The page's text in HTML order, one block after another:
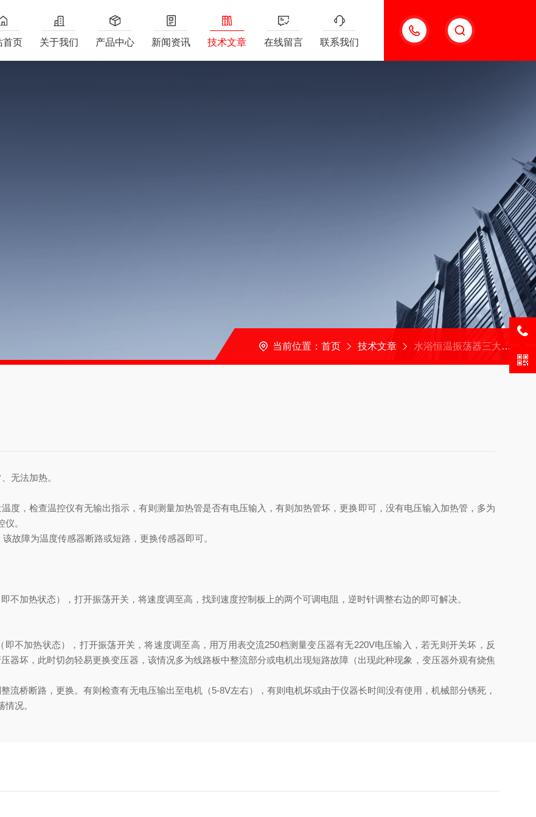
13501963742
首页 关于我们 产品中心 新闻资讯 技术文章 在线留言 联系我们
当前位置： 首页 技术文章 水浴恒温振荡器三大常见问题分析
无法加热。
度，检查温控仪有无输出指示，有则测量加热管是否有电压输入，有则加热管坏，更换即可，没有电压输入加热管，多为
。
故障为温度传感器断路或短路，更换传感器即可。
不加热状态），打开振荡开关，将速度调至高，找到速度控制板上的两个可调电阻，逆时针调整右边的即可解决。
不加热状态），打开振荡开关，将速度调至高，用万用表交流250档测量变压器有无220V电压输入，若无则开关坏，反
器坏，此时切勿轻易更换变压器，该情况多为线路板中整流部分或电机出现短路故障（出现此种现象，变压器外观有烧焦
流桥断路，更换。有则检查有无电压输出至电机（5-8V左右），有则电机坏或由于仪器长时间没有使用，机械部分锈死，
情况。